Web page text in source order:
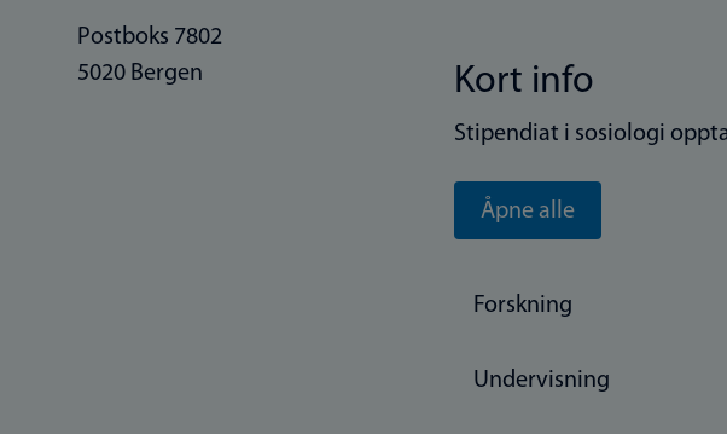
Postboks 7802
5020 Bergen
Kort info
Stipendiat i sosiologi
Åpne alle
Forskning
Undervisning